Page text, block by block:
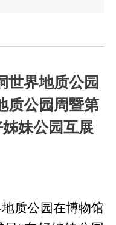
世界地质公园
质公园周暨第
妹公园互展
质公园在博物馆